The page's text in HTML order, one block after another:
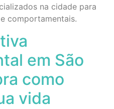
na cidade para
comportamentais.
em São
como
vida